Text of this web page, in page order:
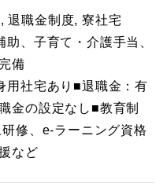
退職金制度, 寮社宅
、子育て・介護手当、
備
用社宅あり■退職金：有
金の設定なし■教育制
修、e-ラーニング資格
など